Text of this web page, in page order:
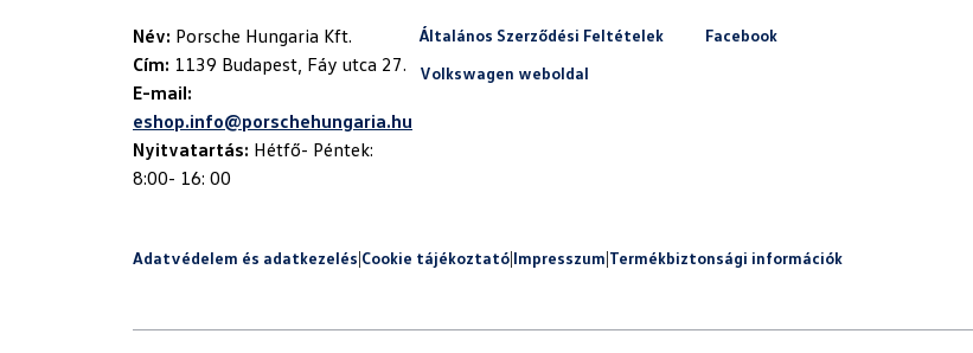
Név:
Cím:
E-mail:
eshop.info@porschehungaria.hu
Nyitvatartás: Hétfő- Péntek:
8:00- 16: 00
Általános Szerződési Feltételek
Volkswagen weboldal
Facebook
Adatvédelem és adatkezelés|Cookie tájékoztató|Impresszum|Termékbiztonsági információk